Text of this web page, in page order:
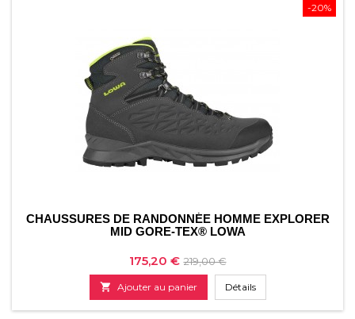
-20%
CHAUSSURES DE RANDONNÉE HOMME EXPLORER
MID GORE-TEX® LOWA
Prix
175,20 € Prix
de
base
219,00 €
 Ajouter au panier Détails